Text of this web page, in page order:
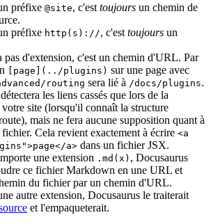
préfixe @site, c'est toujours un chemin de
préfixe http(s)://, c'est toujours un
pas d'extension, c'est un chemin d'URL. Par
[page](../plugins) sur une page avec
routing sera lié à /docs/plugins.
les liens cassés que lors de la
site (lorsqu'il connaît la structure
mais ne fera aucune supposition quant à
Cela revient exactement à écrire <a
a> dans un fichier JSX.
une extension .md(x) , Docusaurus
ce fichier Markdown en une URL et
du fichier par un chemin d'URL.
autre extension, Docusaurus le traiterait
et l'empaqueterait.